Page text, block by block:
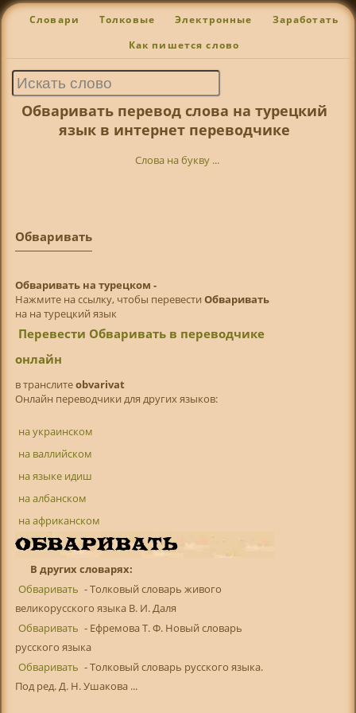
Словари Толковые Электронные Заработать
Как пишется слово
Обваривать перевод слова на турецкий
язык в интернет переводчике
Слова на букву ...
Обваривать
Обваривать на турецком -
Нажмите на ссылку, чтобы перевести Обваривать
на на турецкий язык
Перевести Обваривать в переводчике
онлайн
в транслитeobvarivat
Онлайн переводчики для других языков:
на украинском
на валлийском
на языке идиш
на албанском
на африканском
В других словарях:
Обваривать - Толковый словарь живого
великорусского языка В. И. Даля
Обваривать - Ефремова Т. Ф. Новый словарь
русского языка
Обваривать - Толковый словарь русского языка.
Под ред. Д. Н. Ушакова ...